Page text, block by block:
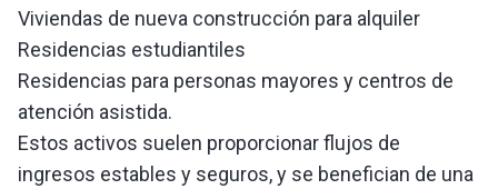
Viviendas de nueva construcción para alquiler
Residencias estudiantiles
Residencias para personas mayores y centros de
atención asistida.
Estos activos suelen proporcionar flujos de
ingresos estables y seguros, y se benefician de una